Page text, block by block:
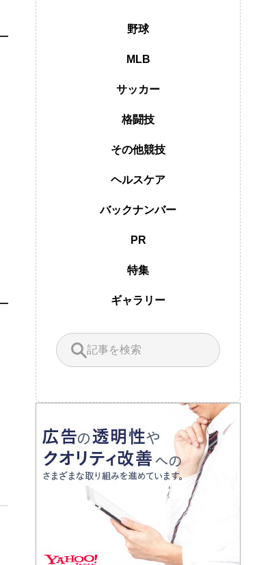
野球
MLB
サッカー
格闘技
その他競技
ヘルスケア
バックナンバー
PR
特集
ギャラリー